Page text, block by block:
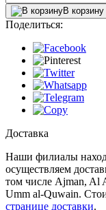
В корзину
Поделиться:
Доставка
Наши филиалы
осуществляем
том числе Ajman, Al
Umm al-Quwain.
странице доставки.